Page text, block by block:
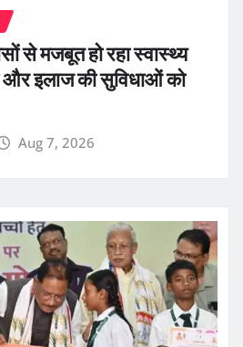
से मजबूत हो रहा स्वास्थ्य
और इलाज की सुविधाओं को
Aug 7, 2026